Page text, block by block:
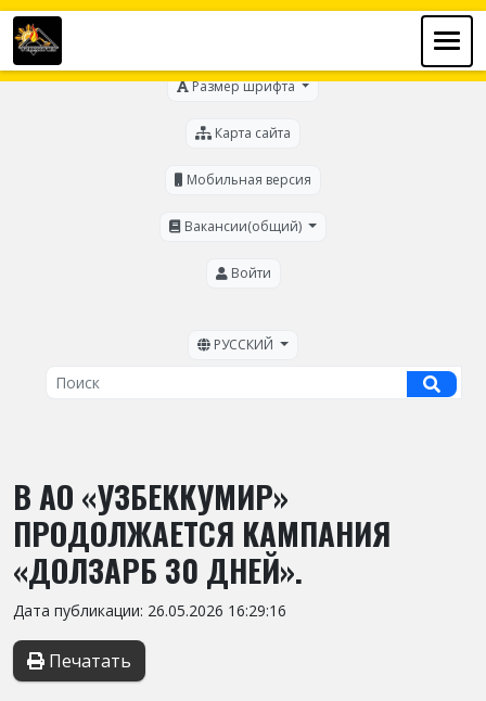
Размер шрифта
Карта сайта
Мобильная версия
Вакансии(общий)
Войти
РУССКИЙ
В АО «УЗБЕККУМИР»
ПРОДОЛЖАЕТСЯ КАМПАНИЯ
«ДОЛЗАРБ 30 ДНЕЙ».
Дата публикации: 26.05.2026 16:29:16
Печатать